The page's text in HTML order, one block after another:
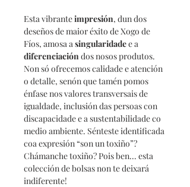
Esta vibranteimpresión, dun dos
deseños de maior éxito de Xogo de
Fíos, amosa asingularidadee a
diferenciacióndos nosos produtos.
Non só ofrecemos calidade e atención
o detalle, senón que tamén pomos
énfase nos valores transversais de
igualdade, inclusión das persoas con
discapacidade e a sustentabilidade co
medio ambiente. Sénteste identificada
coa expresión “son un toxiño”?
Chámanche toxiño? Pois ben... esta
colección de bolsas non te deixará
indiferente!